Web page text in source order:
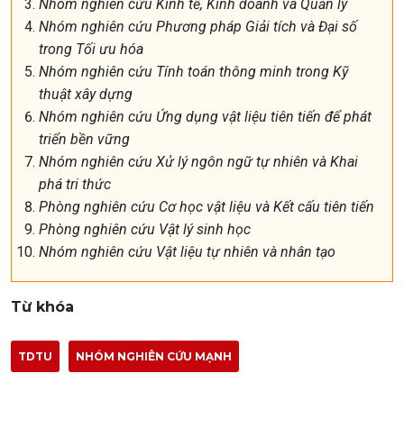
Nhóm nghiên cứu Kinh tế, Kinh doanh và Quản lý
Nhóm nghiên cứu Phương pháp Giải tích và Đại số
trong Tối ưu hóa
Nhóm nghiên cứu Tính toán thông minh trong Kỹ
thuật xây dựng
Nhóm nghiên cứu Ứng dụng vật liệu tiên tiến để phát
triển bền vững
Nhóm nghiên cứu Xử lý ngôn ngữ tự nhiên và Khai
phá tri thức
Phòng nghiên cứu Cơ học vật liệu và Kết cấu tiên tiến
Phòng nghiên cứu Vật lý sinh học
Nhóm nghiên cứu Vật liệu tự nhiên và nhân tạo
Từ khóa
TDTU NHÓM NGHIÊN CỨU MẠNH